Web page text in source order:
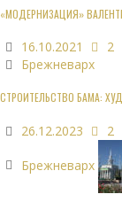
«МОДЕРНИЗАЦИЯ»
16.10.2021
2
Брежневарх
СТРОИТЕЛЬСТВО БАМА:
26.12.2023 2
Брежневарх